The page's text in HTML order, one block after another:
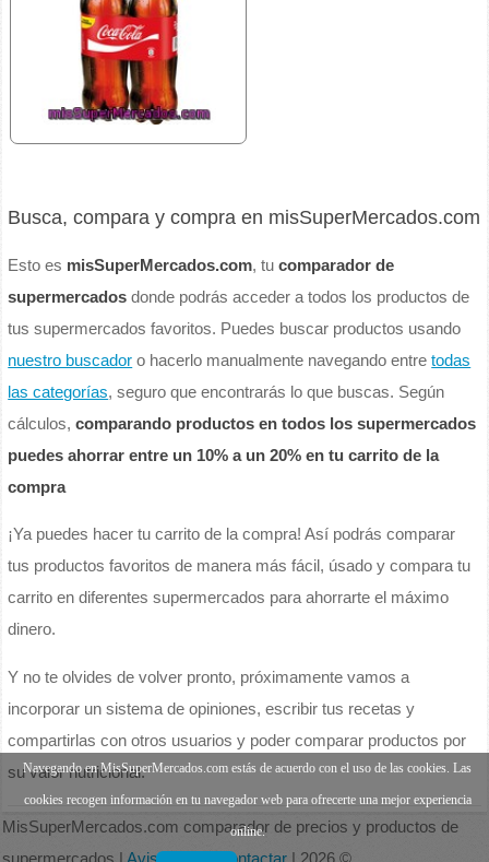
Busca, compara y compra en misSuperMercados.com
Esto es misSuperMercados.com, tucomparador de
supermercados donde podrás acceder a todos los productos de
tus supermercados favoritos. Puedes buscar productos usando
nuestro buscador o hacerlo manualmente navegando entretodas
las categorías, seguro que encontrarás lo que buscas. Según
cálculos,comparando productos en todos los supermercados
puedes ahorrar entre un 10% a un 20% en tu carrito de la
compra
¡Ya puedes hacer tu carrito de la compra! Así podrás comparar
tus productos favoritos de manera más fácil, úsado y compara tu
carrito en diferentes supermercados para ahorrarte el máximo
dinero.
Y no te olvides de volver pronto, próximamente vamos a
incorporar un sistema de opiniones, escribir tus recetas y
compartirlas con otros usuarios y poder comparar productos por
su valor nutricional.
MisSuperMercados.com comparador de precios y productos de
supermercados | Aviso legal Contactar | 2026 ©
Navegando en MisSuperMercados.com estás de acuerdo con el uso de las cookies. Las
cookies recogen información en tu navegador web para ofrecerte una mejor experiencia
online.